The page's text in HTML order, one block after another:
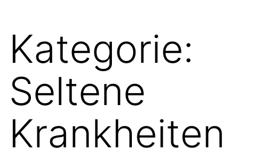
Kategorie:
Seltene
Krankheiten